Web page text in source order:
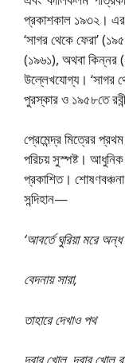
প্রকাশকাল ১৯৩২। এর
‘সাগর থেকে ফেরা’
(১৯৬১), অথবা কিন্নর
উল্লেখযােগ্য। ‘সাগর
পুরস্কার ও ১৯৫৮তে
প্রেমেন্দ্র মিত্রের
পরিচয় সুস্পষ্ট। আধুনিক
প্রকাশিত।
সন্দিহান—
‘আবর্তে ঘুরিয়া মরে অন্ধ
বেদনায় সারা,
তাহারে দেখাও পথ